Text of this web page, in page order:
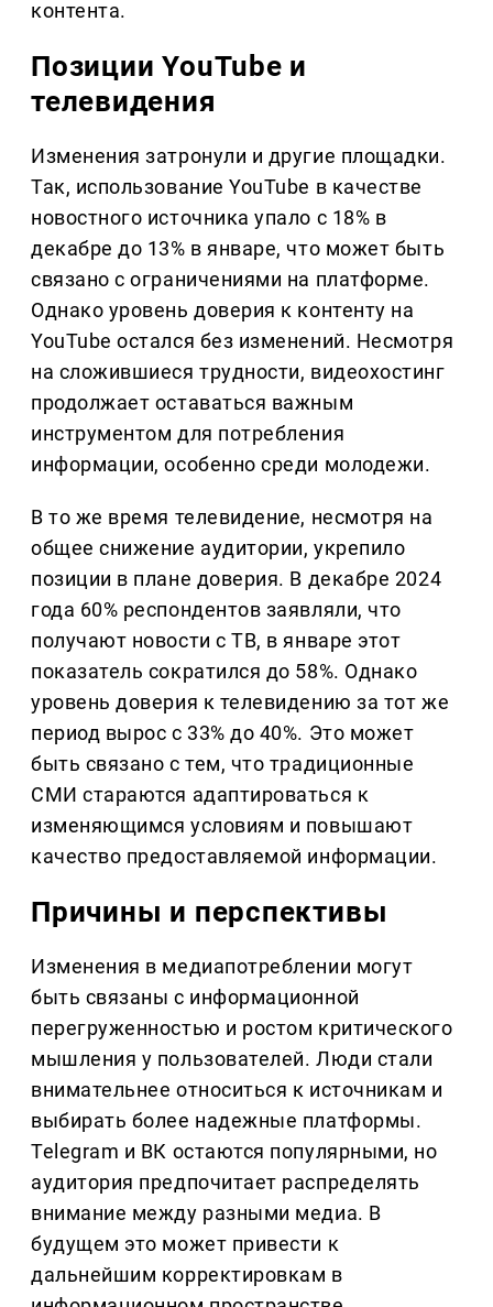
контента.
Позиции YouTube и
телевидения
Изменения затронули и другие площадки.
Так, использование YouTube в качестве
новостного источника упало с 18% в
декабре до 13% в январе, что может быть
связано с ограничениями на платформе.
Однако уровень доверия к контенту на
YouTube остался без изменений. Несмотря
на сложившиеся трудности, видеохостинг
продолжает оставаться важным
инструментом для потребления
информации, особенно среди молодежи.
В то же время телевидение, несмотря на
общее снижение аудитории, укрепило
позиции в плане доверия. В декабре 2024
года 60% респондентов заявляли, что
получают новости с ТВ, в январе этот
показатель сократился до 58%. Однако
уровень доверия к телевидению за тот же
период вырос с 33% до 40%. Это может
быть связано с тем, что традиционные
СМИ стараются адаптироваться к
изменяющимся условиям и повышают
качество предоставляемой информации.
Причины и перспективы
Изменения в медиапотреблении могут
быть связаны с информационной
перегруженностью и ростом критического
мышления у пользователей. Люди стали
внимательнее относиться к источникам и
выбирать более надежные платформы.
Telegram и ВК остаются популярными, но
аудитория предпочитает распределять
внимание между разными медиа. В
будущем это может привести к
дальнейшим корректировкам в